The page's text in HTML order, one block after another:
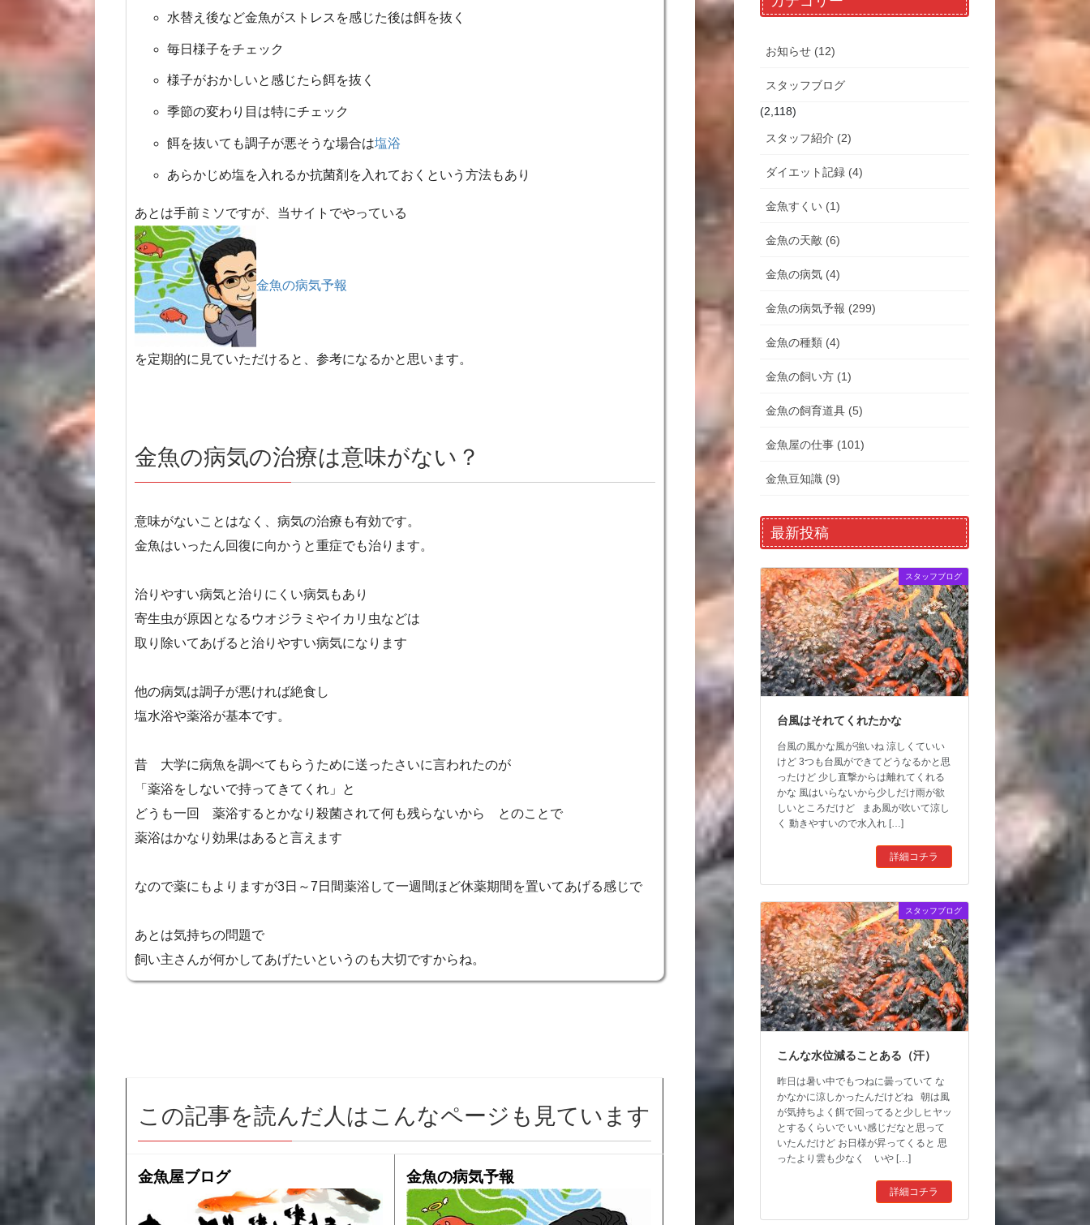
水替え後など金魚がストレスを感じた後は餌を抜く
毎日様子をチェック
様子がおかしいと感じたら餌を抜く
季節の変わり目は特にチェック
餌を抜いても調子が悪そうな場合は塩浴
あらかじめ塩を入れるか抗菌剤を入れておくという方法もあり
あとは手前ミソですが、当サイトでやっている
金魚の病気予報
を定期的に見ていただけると、参考になるかと思います。
金魚の病気の治療は意味がない？
意味がないことはなく、病気の治療も有効です。
金魚はいったん回復に向かうと重症でも治ります。
治りやすい病気と治りにくい病気もあり
寄生虫が原因となるウオジラミやイカリ虫などは
取り除いてあげると治りやすい病気になります
他の病気は調子が悪ければ絶食し
塩水浴や薬浴が基本です。
昔 大学に病魚を調べてもらうために送ったさいに言われたのが
「薬浴をしないで持ってきてくれ」と
どうも一回 薬浴するとかなり殺菌されて何も残らないから とのことで
薬浴はかなり効果はあると言えます
なので薬にもよりますが3日～7日間薬浴して一週間ほど休薬期間を置いてあげる感じで
あとは気持ちの問題で
飼い主さんが何かしてあげたいというのも大切ですからね。
この記事を読んだ人はこんなページも見ています
金魚屋ブログ 金魚の病気予報
お知らせ (12)
スタッフブログ
(2,118)
スタッフ紹介 (2)
ダイエット記録 (4)
金魚すくい (1)
金魚の天敵 (6)
金魚の病気 (4)
金魚の病気予報 (299)
金魚の種類 (4)
金魚の飼い方 (1)
金魚の飼育道具 (5)
金魚屋の仕事 (101)
金魚豆知識 (9)
最新投稿
スタッフブログ
台風はそれてくれたかな
台風の風かな風が強いね 涼しくていい
けど 3つも台風ができてどうなるかと思
ったけど 少し直撃からは離れてくれる
かな 風はいらないから少しだけ雨が欲
しいところだけど まあ風が吹いて涼し
く 動きやすいので水入れ […]
詳細コチラ
スタッフブログ
こんな水位減ることある（汗）
昨日は暑い中でもつねに曇っていて な
かなかに涼しかったんだけどね 朝は風
が気持ちよく餌で回ってると少しヒヤッ
とするくらいで いい感じだなと思って
いたんだけど お日様が昇ってくると 思
ったより雲も少なく いや […]
詳細コチラ